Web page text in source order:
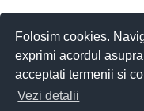
Folosim cookies.
exprimi acordul
acceptati termenii si
Vezi detalii
CERE DETALII